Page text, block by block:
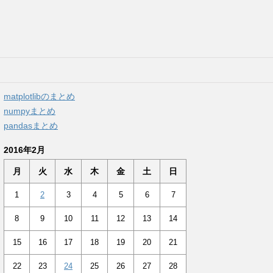
matplotlibのまとめ
numpyまとめ
pandasまとめ
2016年2月
月 火 水 木 金 土 日
1 2 3 4 5 6 7
8 9 10 11 12 13 14
15 16 17 18 19 20 21
22 23 24 25 26 27 28